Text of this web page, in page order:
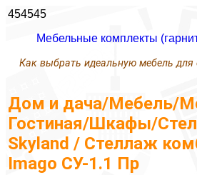
454545
Мебельные комплекты
Как выбрать идеальную мебель
Дом и дача/Мебель/
Гостиная/Шкафы/
Skyland / Стеллаж
Imago СУ-1.1 Пр